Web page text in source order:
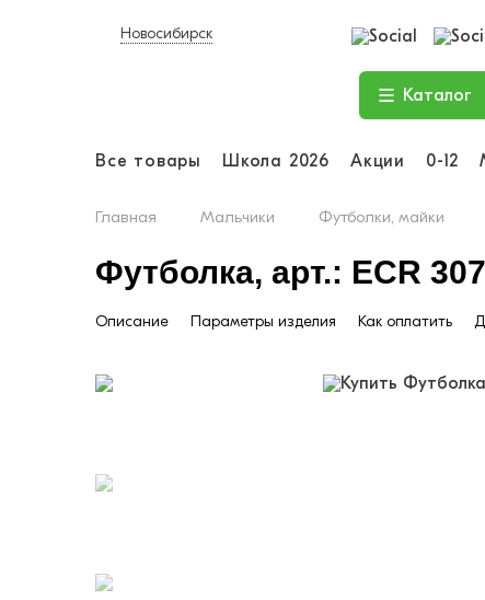
Новосибирск
Каталог
Все товары Школа 2026 Акции 0-12
Главная Мальчики Футболки, майки
Футболка, арт.: ECR
Описание Параметры изделия Как оплатить